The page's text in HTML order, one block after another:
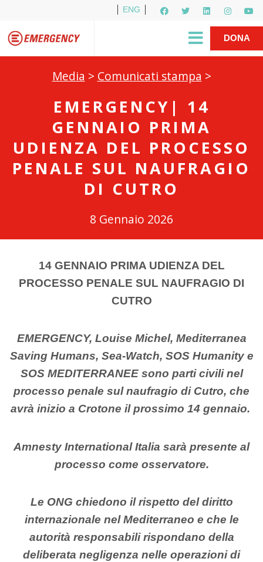
ENG
R1PUD1A
DONA
Media > Comunicati stampa >
EMERGENCY| 14
GENNAIO PRIMA
UDIENZA DEL PROCESSO
PENALE SUL NAUFRAGIO
DI CUTRO
8 Gennaio 2026
14 GENNAIO PRIMA UDIENZA DEL
PROCESSO PENALE SUL NAUFRAGIO DI
CUTRO
EMERGENCY, Louise Michel, Mediterranea
Saving Humans, Sea-Watch, SOS Humanity e
SOS MEDITERRANEE sono parti civili nel
processo penale sul naufragio di Cutro, che
avrà inizio a Crotone il prossimo 14 gennaio.
Amnesty International Italia sarà presente al
processo come osservatore.
Le ONG chiedono il rispetto del diritto
internazionale nel Mediterraneo e che le
autorità responsabili rispondano della
deliberata negligenza nelle operazioni di